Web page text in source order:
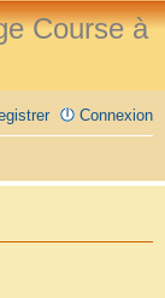
Course à
Connexion